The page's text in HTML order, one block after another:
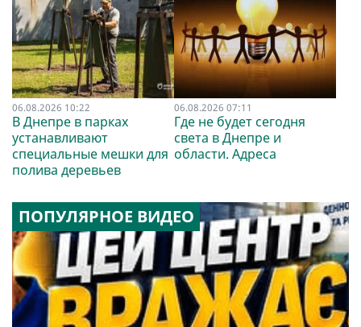
06.08.2026 10:22
В Днепре в парках
устанавливают
специальные мешки для
полива деревьев
06.08.2026 07:11
Где не будет сегодня
света в Днепре и
области. Адреса
ПОПУЛЯРНОЕ ВИДЕО